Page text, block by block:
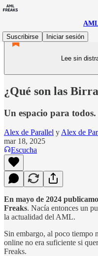
Suscribirse
Iniciar sesión
Lee sin
¿Qué son las
Un espacio para todos.
Alex de Parallel y Alex de
mar 18, 2025
Escucha
En mayo de 2024
Freaks. Nacía entonces un
la actualidad del AML.
Sin embargo, al poco tiempo
online no era suficiente si
Freaks.